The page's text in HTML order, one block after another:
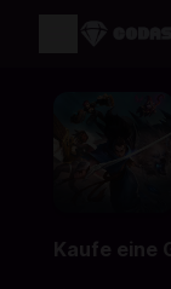
Kaufe eine